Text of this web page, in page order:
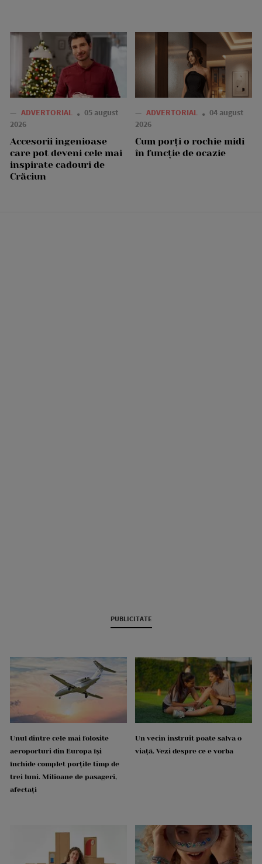
— ADVERTORIAL
05 august
2026
Accesorii ingenioase
care pot deveni cele mai
inspirate cadouri de
Crăciun
— ADVERTORIAL
04 august
2026
Cum porți o rochie midi
în funcție de ocazie
PUBLICITATE
Unul dintre cele mai folosite
aeroporturi din Europa își
închide complet porțile timp de
trei luni. Milioane de pasageri,
afectați
Un vecin instruit poate salva o
viață. Vezi despre ce e vorba